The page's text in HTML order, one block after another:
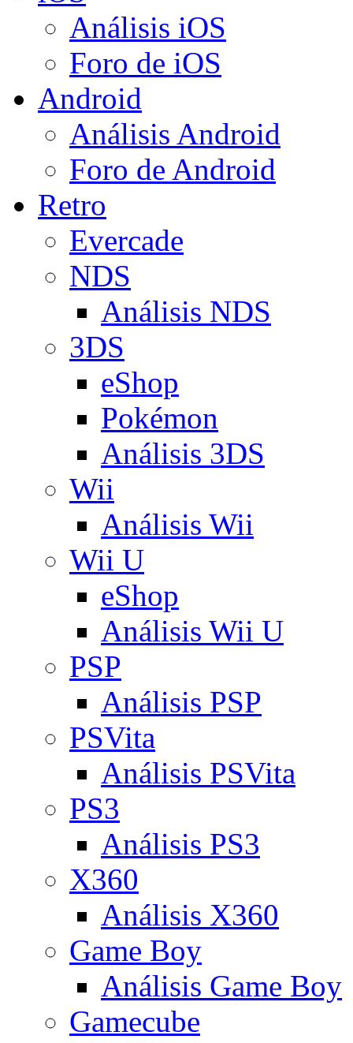
Análisis iOS
Foro de iOS
Android
Análisis Android
Foro de Android
Retro
Evercade
NDS
Análisis NDS
3DS
eShop
Pokémon
Análisis 3DS
Wii
Análisis Wii
Wii U
eShop
Análisis Wii U
PSP
Análisis PSP
PSVita
Análisis PSVita
PS3
Análisis PS3
X360
Análisis X360
Game Boy
Análisis Game Boy
Gamecube